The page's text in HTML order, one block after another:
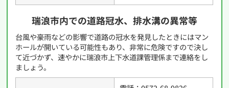
瑞浪市内での道路冠水、排水溝の異常等
台風や豪雨などの影響で道路の冠水を発見したときにはマン
ホールが開いている可能性もあり、非常に危険ですので決し
て近づかず、速やかに瑞浪市上下水道課管理係まで連絡をし
ましょう。